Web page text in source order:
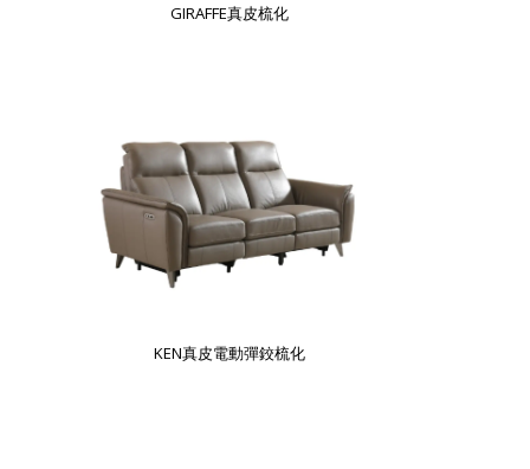
GIRAFFE真皮梳化
KEN真皮電動彈鉸梳化